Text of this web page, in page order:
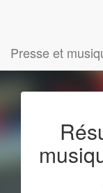
Presse et